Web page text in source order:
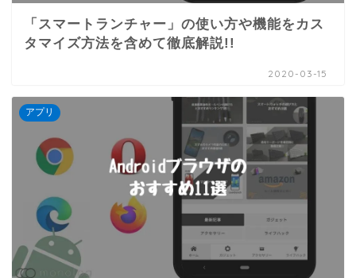
「スマートランチャー」の使い方や機能をカス
タマイズ方法を含めて徹底解説!!
2020-03-15
アプリ